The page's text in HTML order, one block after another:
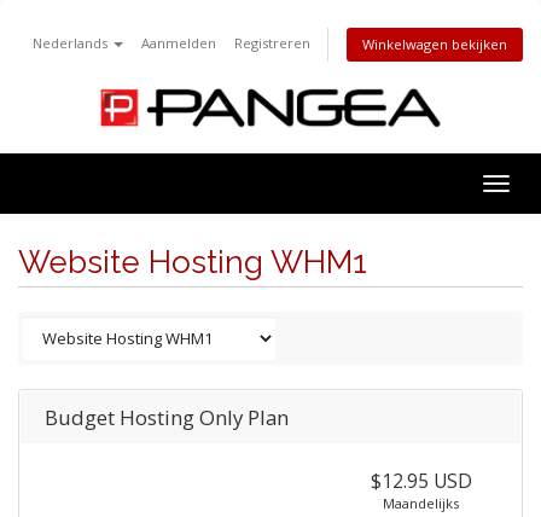
Nederlands Aanmelden Registreren Winkelwagen bekijken
Website Hosting WHM1
Budget Hosting Only Plan
$12.95 USD
Maandelijks